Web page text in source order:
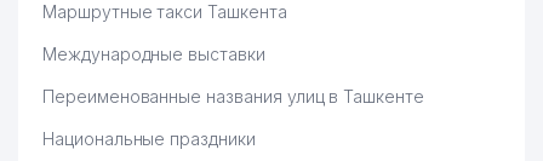
Маршрутные такси Ташкента
Международные выставки
Переименованные названия улиц в Ташкенте
Национальные праздники